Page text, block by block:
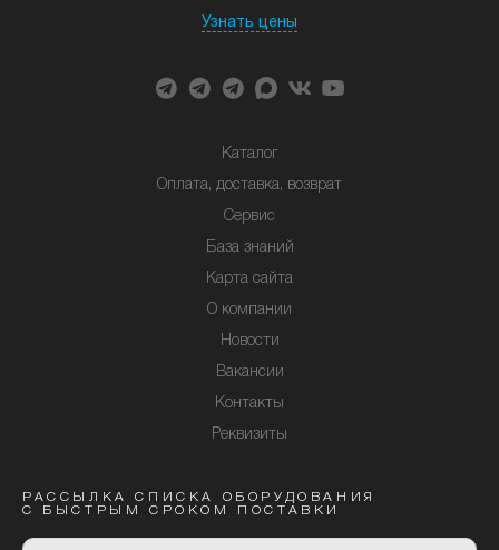
Узнать цены
Каталог
Оплата, доставка, возврат
Сервис
База знаний
Карта сайта
О компании
Новости
Вакансии
Контакты
Реквизиты
РАССЫЛКА СПИСКА ОБОРУДОВАНИЯ
С БЫСТРЫМ СРОКОМ ПОСТАВКИ